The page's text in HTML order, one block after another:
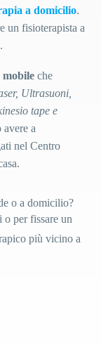
a domicilio.
un fisioterapista a
mobile che
Ultrasuoni,
tape e
avere a
nel Centro
o a domicilio?
per fissare un
più vicino a